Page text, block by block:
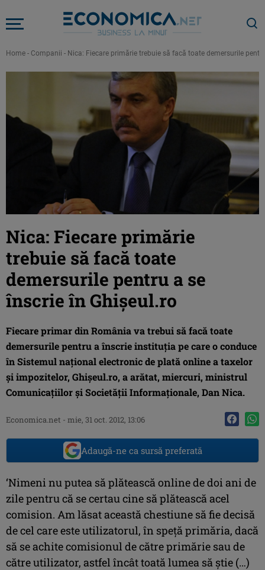
Home - Companii - Nica: Fiecare primărie trebuie să facă toate demersurile
Nica: Fiecare primărie
trebuie să facă toate
demersurile pentru a se
înscrie în Ghişeul.ro
Fiecare primar din România va trebui să facă toate
demersurile pentru a înscrie instituţia pe care o conduce
în Sistemul naţional electronic de plată online a taxelor
şi impozitelor, Ghişeul.ro, a arătat, miercuri, ministrul
Comunicaţiilor şi Societăţii Informaţionale, Dan Nica.
Economica.net - mie, 31 oct. 2012, 13:06
Adaugă-ne ca sursă preferată
‘Nimeni nu putea să plătească online de doi ani de
zile pentru că se certau cine să plătească acel
comision. Am lăsat această chestiune să fie decisă
de cel care este utilizatorul, în speţă primăria, dacă
să se achite comisionul de către primărie sau de
către utilizator, astfel încât toată lumea să ştie (…)